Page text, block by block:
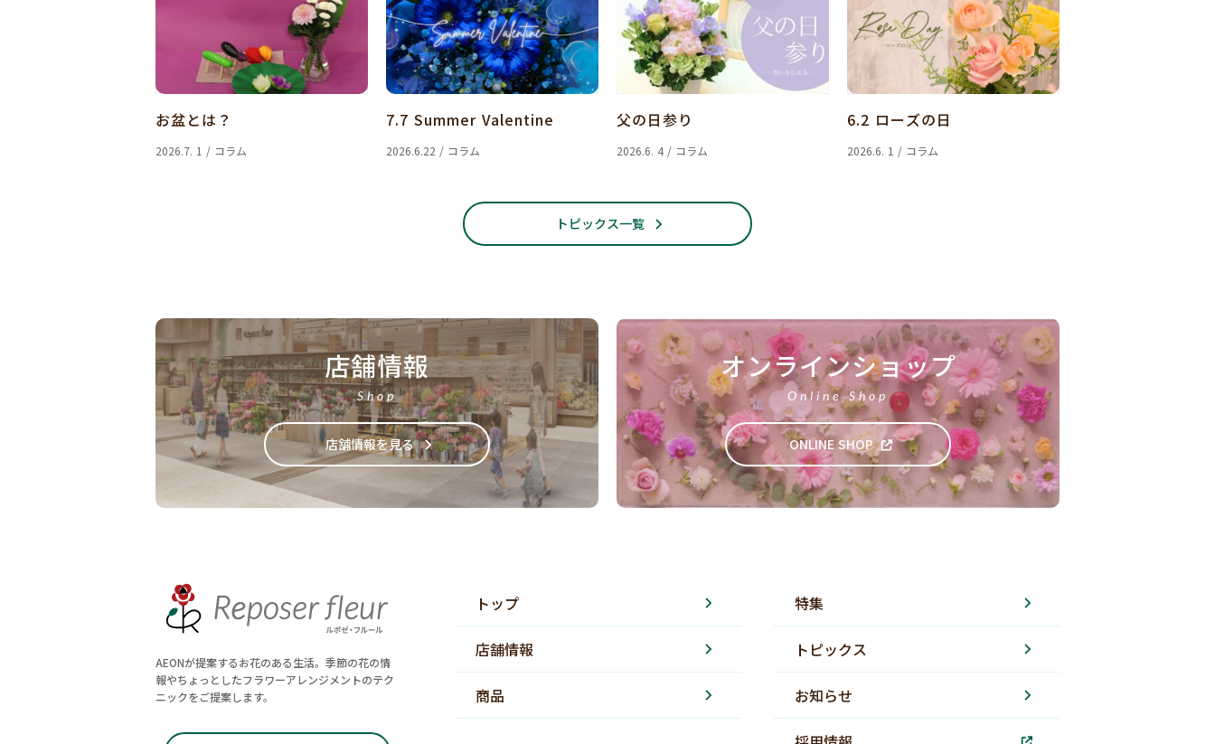
お盆とは？
2026.7. 1 / コラム
7.7 Summer Valentine
2026.6.22 / コラム
父の日参り
2026.6. 4 / コラム
6.2 ローズの日
2026.6. 1 / コラム
トピックス一覧
店舗情報
Shop
店舗情報を見る
オンラインショップ
Online Shop
ONLINE SHOP
AEONが提案するお花のある生活。季節の花の情
報やちょっとしたフラワーアレンジメントのテク
ニックをご提案します。
トップ
店舗情報
商品
特集
トピックス
お知らせ